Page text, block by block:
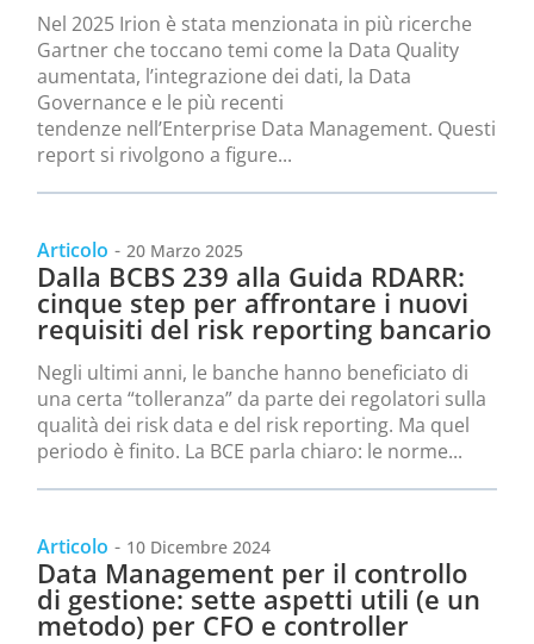
Nel 2025 Irion è stata menzionata in più ricerche
Gartner che toccano temi come la Data Quality
aumentata, l’integrazione dei dati, la Data
Governance e le più recenti
tendenze nell’Enterprise Data Management. Questi
report si rivolgono a figure...
Articolo - 20 Marzo 2025
Dalla BCBS 239 alla Guida RDARR:
cinque step per affrontare i nuovi
requisiti del risk reporting bancario
Negli ultimi anni, le banche hanno beneficiato di
una certa “tolleranza” da parte dei regolatori sulla
qualità dei risk data e del risk reporting. Ma quel
periodo è finito. La BCE parla chiaro: le norme...
Articolo - 10 Dicembre 2024
Data Management per il controllo
di gestione: sette aspetti utili (e un
metodo) per CFO e controller